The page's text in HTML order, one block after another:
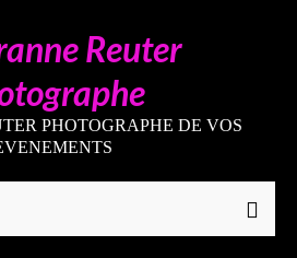
PHOTOGRAPHE DE VOS